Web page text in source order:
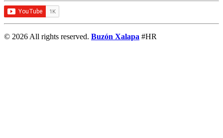
© 2026 All rights reserved. Buzón Xalapa #HR